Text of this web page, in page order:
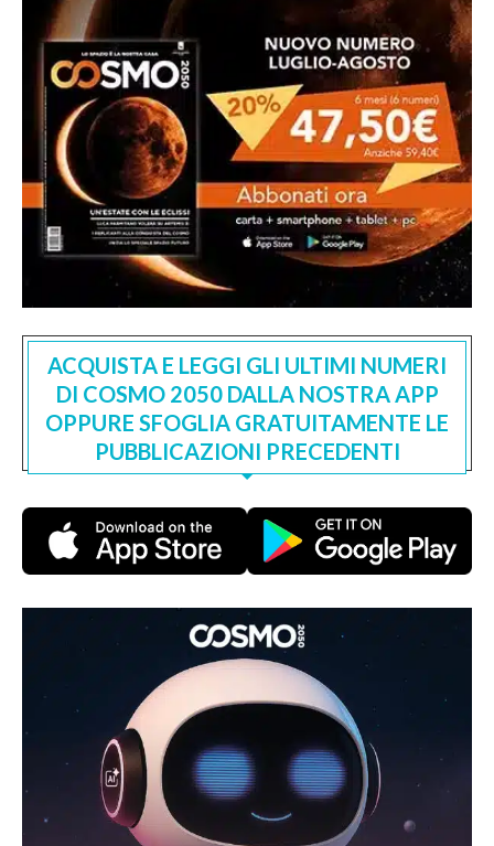
ACQUISTA E LEGGI GLI ULTIMI NUMERI
DI COSMO 2050 DALLA NOSTRA APP
OPPURE SFOGLIA GRATUITAMENTE LE
PUBBLICAZIONI PRECEDENTI